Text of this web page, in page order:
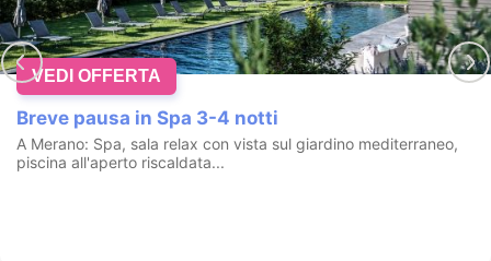
Pausa romantica Gourmet alle Grotte Saline
Etrusche
A BAGNO VIGNONI Pernottamento e prima colazione. Grotte
VEDI OFFERTA